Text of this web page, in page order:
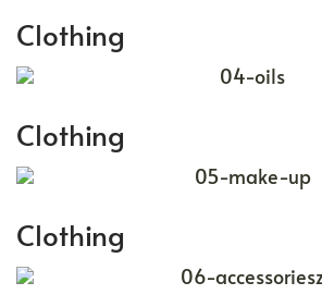
Clothing
Clothing
Clothing